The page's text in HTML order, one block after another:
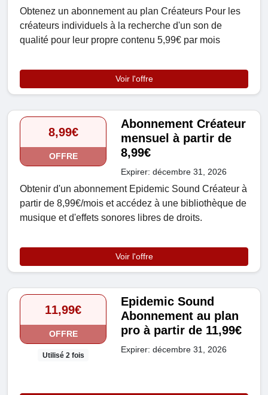
Obtenez un abonnement au plan Créateurs Pour les
créateurs individuels à la recherche d'un son de
qualité pour leur propre contenu 5,99€ par mois
Voir l'offre
8,99€
OFFRE
Abonnement Créateur
mensuel à partir de
8,99€
Expirer: décembre 31, 2026
Obtenir d'un abonnement Epidemic Sound Créateur à
partir de 8,99€/mois et accédez à une bibliothèque de
musique et d'effets sonores libres de droits.
Voir l'offre
11,99€
OFFRE
Utilisé 2 fois
Epidemic Sound
Abonnement au plan
pro à partir de 11,99€
Expirer: décembre 31, 2026